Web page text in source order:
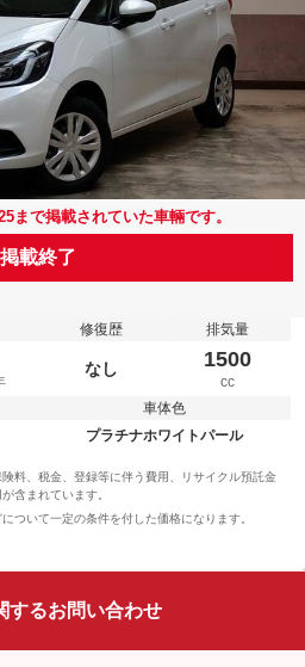
まで掲載されていた車輛です。
掲載終了
修復歴
なし
排気量
1500
cc
車体色
プラチナホワイトパール
料、税金、登録等に伴う費用、リサイクル預託金
含まれています。
ついて一定の条件を付した価格になります。
するお問い合わせ